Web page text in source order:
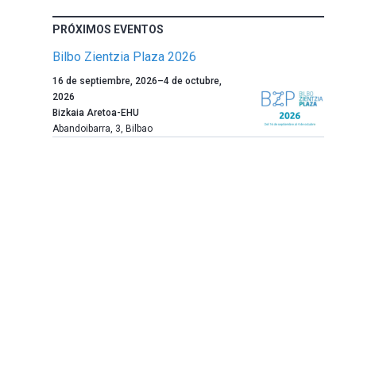
PRÓXIMOS EVENTOS
Bilbo Zientzia Plaza 2026
Un
año
más,
Bilbao
16 de septiembre, 2026–4 de octubre,
2026
Bizkaia Aretoa-EHU
Abandoibarra, 3, Bilbao